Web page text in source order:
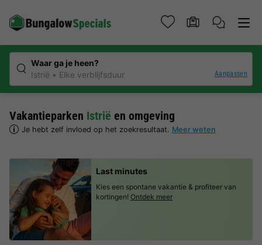
Waar ga je heen?
Istrië
Elke verblijfsduur Aanpassen
Vakantieparken Istrië en omgeving
Je hebt zelf invloed op het zoekresultaat. Meer weten
Last minutes
Kies een spontane vakantie & profiteer van
kortingen! Ontdek meer